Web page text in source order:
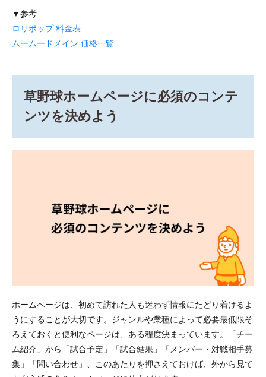
と
「活
動し
てい
ム」
に見
せる
更新
のコ
8
▼参考
ロリポップ 料金表
ムームードメイン 価格一覧
草野球ホームページに必須のコンテ
ンツを決めよう
ホームページは、初めて訪れた人も迷わず情報にたどり着けるよ
うにすることが大切です。ジャンルや業種によって必要最低限そ
ろえておくと便利なページは、ある程度決まっています。「チー
ム紹介」から「試合予定」「試合結果」「メンバー・対戦相手募
集」「問い合わせ」、このあたりを押さえておけば、外から見て